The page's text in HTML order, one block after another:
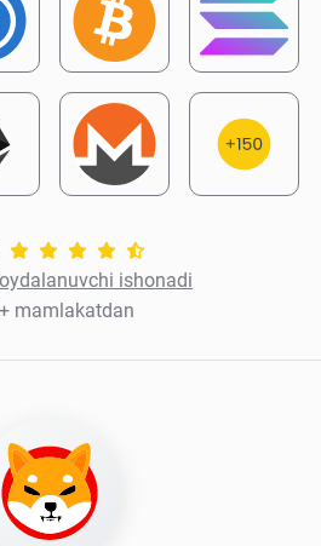
ishonadi
mamlakatdan